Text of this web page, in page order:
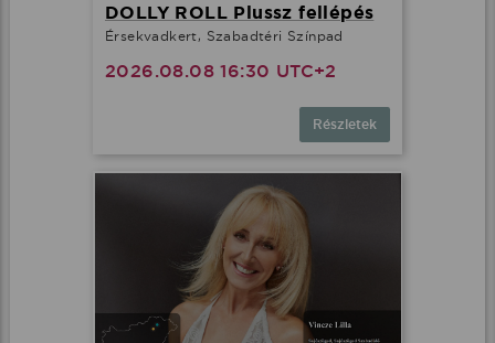
DOLLY ROLL Plussz fellépés
Érsekvadkert, Szabadtéri Színpad
2026.08.08 16:30 UTC+2
Részletek